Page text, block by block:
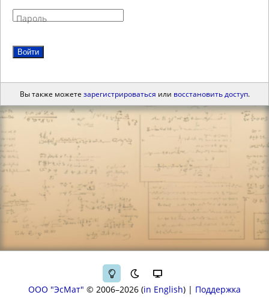
Пароль
Войти
Вы также можете зарегистрироваться или восстановить доступ.
ООО "ЭсМат" © 2006–2026 in English | Поддержка